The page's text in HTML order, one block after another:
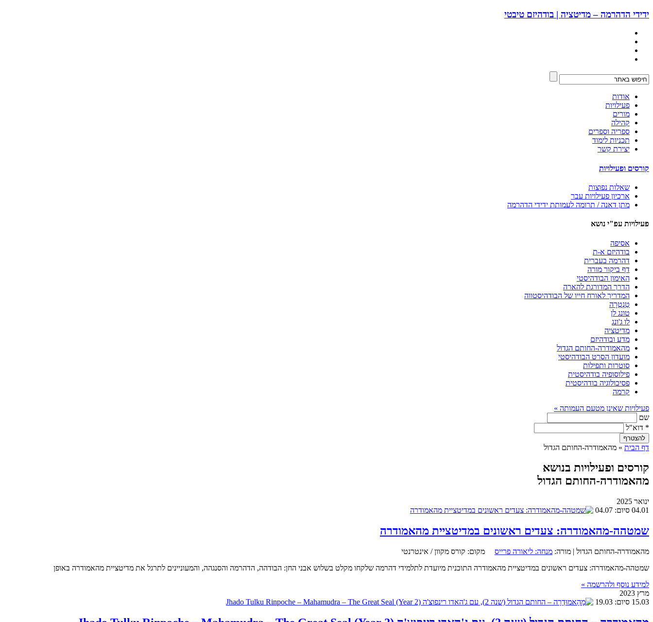
ידידי הדהרמה – מדיטציה | בודהיזם טיבטי
אודות
פעילויות
מורים
קהילה
ספריה וספרים
תכניות לימוד
יצירת קשר
קורסים ופעילויות
שאלות נפוצות
ארכיון פעילויות עבר
מתן דאנה / תרומה לעמותת ידידי הדהרמה
פעילויות עפ"י נושא
אסיפה
בודהיזם א-ת
דהרמה בעברית
דף ביקור מורה
האימון הבודהיסטי
הדרך המדורגת להארה
המדריך לאורח חייו של הבודהיסטווה
טַנְטְרָה
טונג לן
לו ג'ונג
מדיטציה
מדע ובודהיזם
מהאמודרה-החותם הגדול
מועדון הסרט הבודהיסטי
סוטרות ותפילות
פילוסופיה בודהיסטית
פסיכולוגיה בודהיסטית
קרמה
פעילויות שאינן מטעם העמותה »
שם
* דוא"ל
דף הבית » מהאמודרה-החותם הגדול
קורסים ופעילויות בנושא
מהאמודרה-החותם הגדול
ינואר 2025
04.01 סיום: 04.07
שמטהה-מהאמודרה: צעדים ראשונים במדיטציית מהאמודרה
מהאמודרה-החותם הגדול | מורה: מנחה: ליאורה פרייס מקום: קורס מקוון / אינטרנטי
שמטהה-מהאמודרה: צעדים ראשונים במדיטציית מהאמודרה התוכנית מיועדת לתלמידי דהרמה שלקחו מקלט בשלוש אבני החן: הבודהה, הדהרמה והסנגהה, והמעוניינים לתרגל את מדיטציית מהאמודרה באופן
למידע נוסף ולהרשמה »
מרץ 2023
15.03 סיום: 19.03